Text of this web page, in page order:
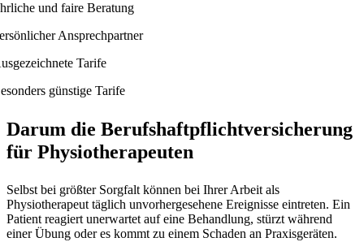
und faire Beratung
Ansprechpartner
Tarife
günstige Tarife
Darum die Berufshaftpflichtversicherung
für Physiotherapeuten
Selbst bei größter Sorgfalt können bei Ihrer Arbeit als
Physiotherapeut täglich unvorhergesehene Ereignisse eintreten. Ein
Patient reagiert unerwartet auf eine Behandlung, stürzt während
einer Übung oder es kommt zu einem Schaden an Praxisgeräten.